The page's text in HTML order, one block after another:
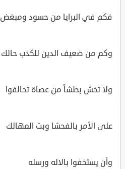
فكم في البرايا من حسود ومبغض
وكم من ضعيف الدين للكذب حائك
ولا تخش بطشاً من عصاة تحالفوا
على الأمر بالفحشا وبث المهالك
وأن يستخفوا بالاله ورسله